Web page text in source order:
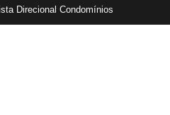
Direcional Condomínios